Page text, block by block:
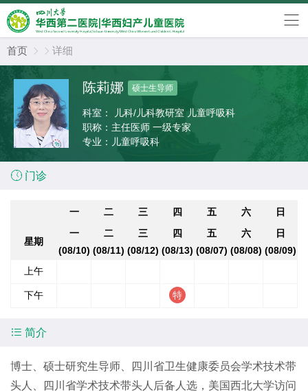
首页   详细
陈莉娜 硕士生导师
科室：
儿科/儿科教研室 儿童呼吸科
职称： 主任医师 一级专家
专业： 儿童呼吸科
 门诊
一 二 三 四 五 六 日
星期
一
(08/10)
二
(08/11)
三
(08/12)
四
(08/13)
五
(08/07)
六
(08/08)
日
(08/09)
上午
下午
 简介
博士、硕士研究生导师、四川省卫生健康委员会学术技术带
头人、四川省学术技术带头人后备人选，美国西北大学访问